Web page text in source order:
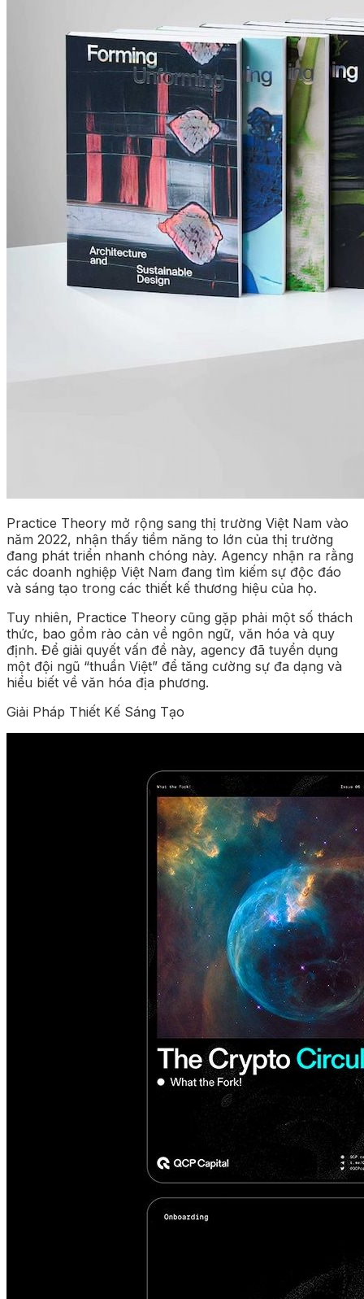
Practice Theory mở rộng sang thị trường Việt Nam vào
năm 2022, nhận thấy tiềm năng to lớn của thị trường
đang phát triển nhanh chóng này. Agency nhận ra rằng
các doanh nghiệp Việt Nam đang tìm kiếm sự độc đáo
và sáng tạo trong các thiết kế thương hiệu của họ.
Tuy nhiên, Practice Theory cũng gặp phải một số thách
thức, bao gồm rào cản về ngôn ngữ, văn hóa và quy
định. Để giải quyết vấn đề này, agency đã tuyển dụng
một đội ngũ “thuần Việt” để tăng cường sự đa dạng và
hiểu biết về văn hóa địa phương.
Giải Pháp Thiết Kế Sáng Tạo